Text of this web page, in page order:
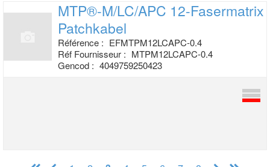
MTP®-M/LC/APC 12-Fasermatrix
Patchkabel
Référence : EFMTPM12LCAPC-0.4
Réf Fournisseur : MTPM12LCAPC-0.4
Gencod : 4049759250423